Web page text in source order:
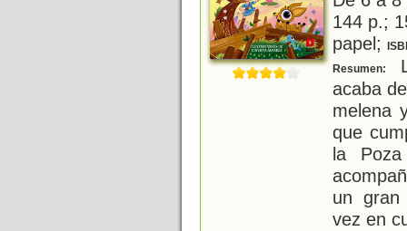
144 p.;
papel;
Resumen:
acaba
melena
que
la
un gran
vez en